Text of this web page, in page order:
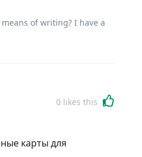
of writing? I have a
0 likes this
карты для